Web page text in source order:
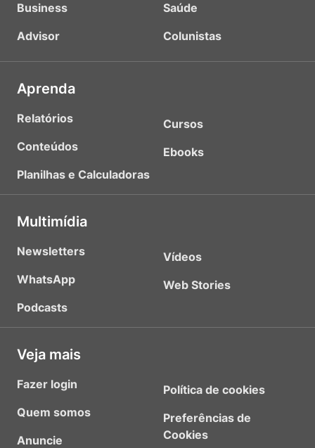
Business
Advisor
Saúde
Colunistas
Aprenda
Relatórios
Conteúdos
Planilhas e Calculadoras
Cursos
Ebooks
Multimídia
Newsletters
WhatsApp
Podcasts
Vídeos
Web Stories
Veja mais
Fazer login
Quem somos
Anuncie
Política de cookies
Preferências de
Cookies